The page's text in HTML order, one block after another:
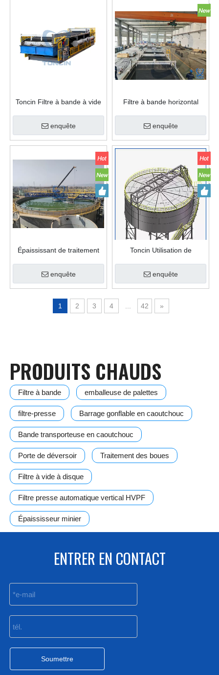
Toncin Filtre à bande à vide
performance
enquête
Filtre à bande horizontal
vide, haute efficacité
enquête
Épaississant de traitement
capacité, structure avancée
enquête
Toncin Utilisation de
l'exploitation
minière : informations sur la
enquête
1 2 3 4 42 »
PRODUITS CHAUDS
Filtre à bande emballeuse de palettes
filtre-presse Barrage gonflable en caoutchouc
Bande transporteuse en caoutchouc
Porte de déversoir Traitement des boues
Filtre à vide à disque
Filtre presse automatique vertical HVPF
Épaississeur minier
ENTRER EN CONTACT
Soumettre